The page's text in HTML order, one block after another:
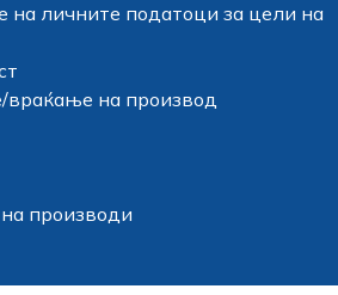
на личните податоци за цели на
на производ
производи